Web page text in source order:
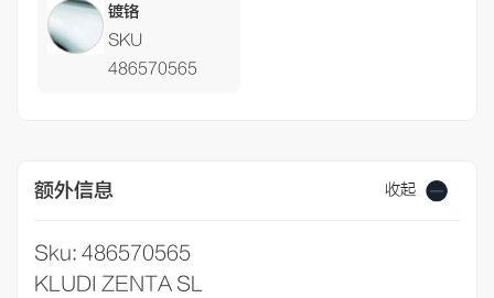
镀铬
SKU
486570565
额外信息 收起
Sku: 486570565
KLUDI ZENTA SL